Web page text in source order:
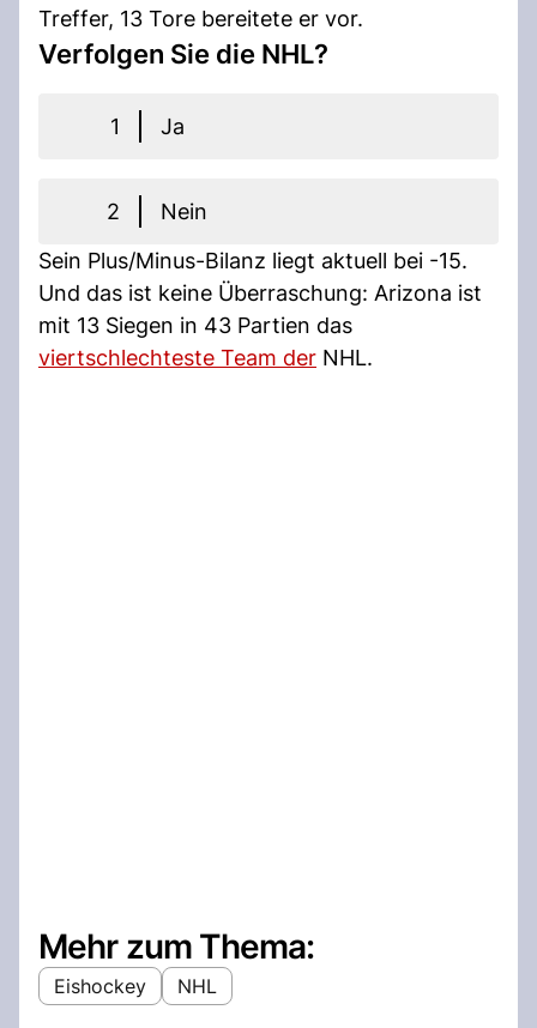
Treffer, 13 Tore bereitete er vor.
Verfolgen Sie die NHL?
1 Ja
2
Nein
Sein Plus/Minus-Bilanz liegt aktuell bei -15.
Und das ist keine Überraschung: Arizona ist
mit 13 Siegen in 43 Partien das
viertschlechteste Team der NHL.
Mehr zum Thema:
Eishockey NHL